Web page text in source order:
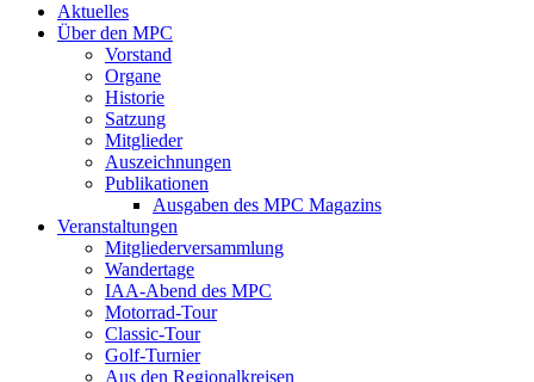
Aktuelles
Über den MPC
Vorstand
Organe
Historie
Satzung
Mitglieder
Auszeichnungen
Publikationen
Ausgaben des MPC Magazins
Veranstaltungen
Mitgliederversammlung
Wandertage
IAA-Abend des MPC
Motorrad-Tour
Classic-Tour
Golf-Turnier
Aus den Regionalkreisen